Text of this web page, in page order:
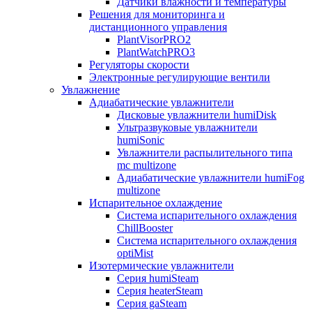
Решения для мониторинга и
дистанционного управления
PlantVisorPRO2
PlantWatchPRO3
Регуляторы скорости
Электронные регулирующие вентили
Увлажнение
Адиабатические увлажнители
Дисковые увлажнители humiDisk
Ультразвуковые увлажнители
humiSonic
Увлажнители распылительного типа
mc multizone
Адиабатические увлажнители humiFog
multizone
Испарительное охлаждение
Система испарительного охлаждения
ChillBooster
Система испарительного охлаждения
optiMist
Изотермические увлажнители
Серия humiSteam
Серия heaterSteam
Серия gaSteam